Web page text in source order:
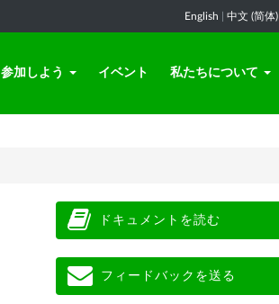
English 中文 (简体)
参加しよう イベント 私たちについて
ドキュメントを読む
フィードバックを送る